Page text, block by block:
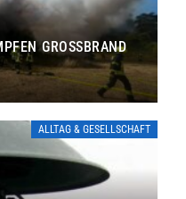
GROSSBRAND B
ALLTAG & GESELLSCHAFT